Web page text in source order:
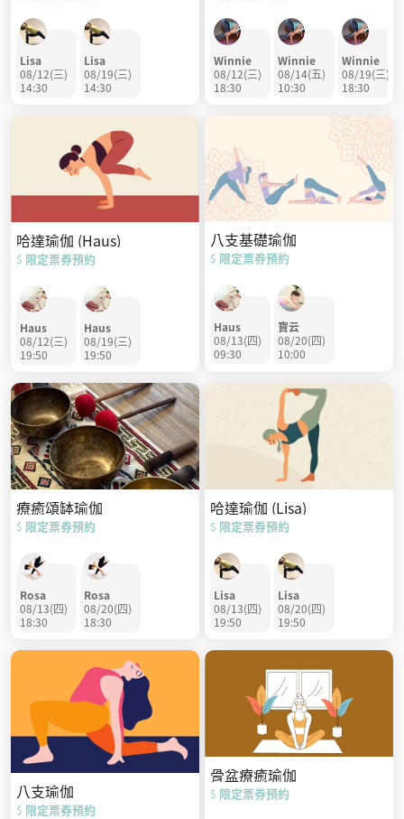
Lisa
08/12(三)
14:30
Lisa
08/19(三)
14:30
Winnie
08/12(三)
18:30
Winnie
08/14(五)
10:30
Winnie
08/19(三)
18:30
哈達瑜伽 (Haus)
$ 限定票券預約
Haus
08/12(三)
19:50
Haus
08/19(三)
19:50
八支基礎瑜伽
$ 限定票券預約
Haus
08/13(四)
09:30
寶云
08/20(四)
10:00
療癒頌缽瑜伽
$ 限定票券預約
Rosa
08/13(四)
18:30
Rosa
08/20(四)
18:30
哈達瑜伽 (Lisa)
$ 限定票券預約
Lisa
08/13(四)
19:50
Lisa
08/20(四)
19:50
八支瑜伽
$ 限定票券預約
骨盆療癒瑜伽
$ 限定票券預約